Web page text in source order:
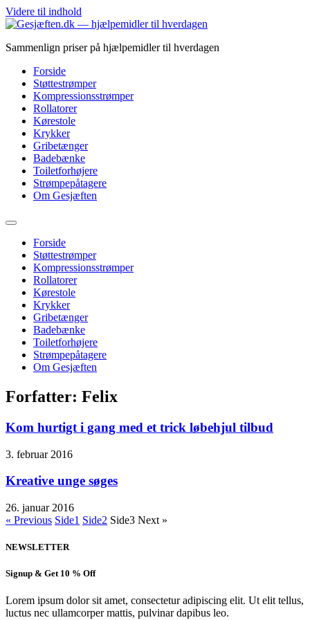
Videre til indhold
Sammenlign priser på hjælpemidler til hverdagen
Forside
Støttestrømper
Kompressionsstrømper
Rollatorer
Kørestole
Krykker
Gribetænger
Badebænke
Toiletforhøjere
Strømpepåtagere
Om Gesjæften
Forside
Støttestrømper
Kompressionsstrømper
Rollatorer
Kørestole
Krykker
Gribetænger
Badebænke
Toiletforhøjere
Strømpepåtagere
Om Gesjæften
Forfatter: Felix
Kom hurtigt i gang med et trick løbehjul tilbud
3. februar 2016
Kreative unge søges
26. januar 2016
« Previous Side1 Side2 Side3 Next »
NEWSLETTER
Signup & Get 10 % Off
Lorem ipsum dolor sit amet, consectetur adipiscing elit. Ut elit tellus,
luctus nec ullamcorper mattis, pulvinar dapibus leo.